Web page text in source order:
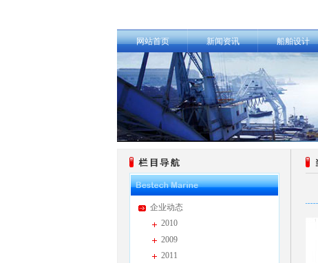
网站首页 新闻资讯 船舶设计
企业动态
2010
2009
2011